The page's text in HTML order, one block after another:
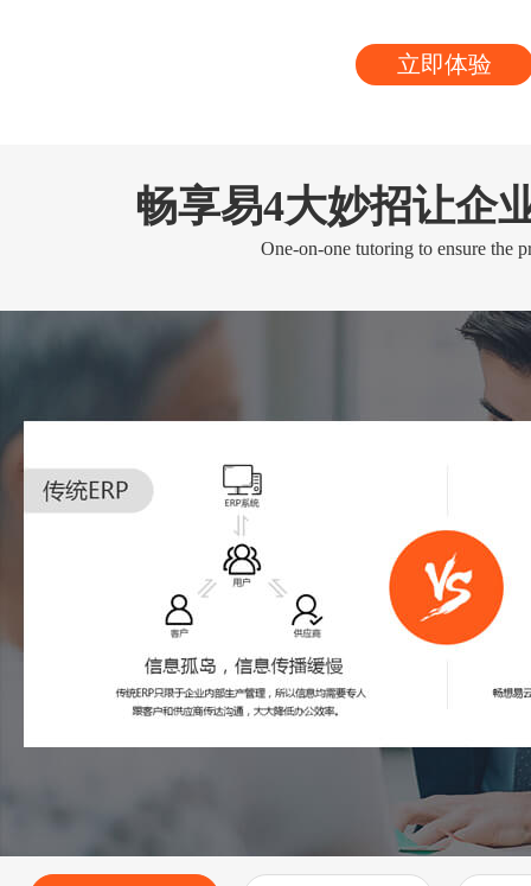
立即体验
畅享易4大妙招让企
One-on-one tutoring to ensure the